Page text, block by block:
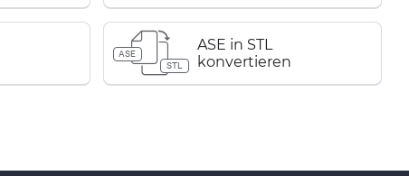
ASE
STL
ASE in STL
konvertieren